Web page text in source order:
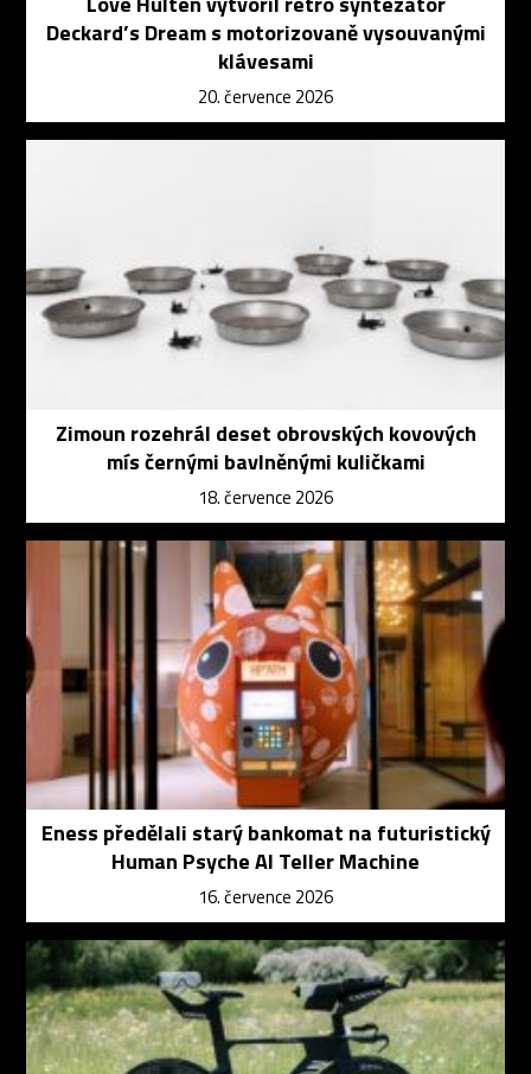
Deckard’s Dream s motorizovaně vysouvanými
klávesami
20. července 2026
Zimoun rozehrál deset obrovských kovových
mís černými bavlněnými kuličkami
18. července 2026
Eness předělali starý bankomat na futuristický
Human Psyche AI Teller Machine
16. července 2026